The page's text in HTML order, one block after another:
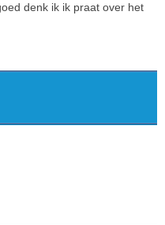
denk ik ik praat over het